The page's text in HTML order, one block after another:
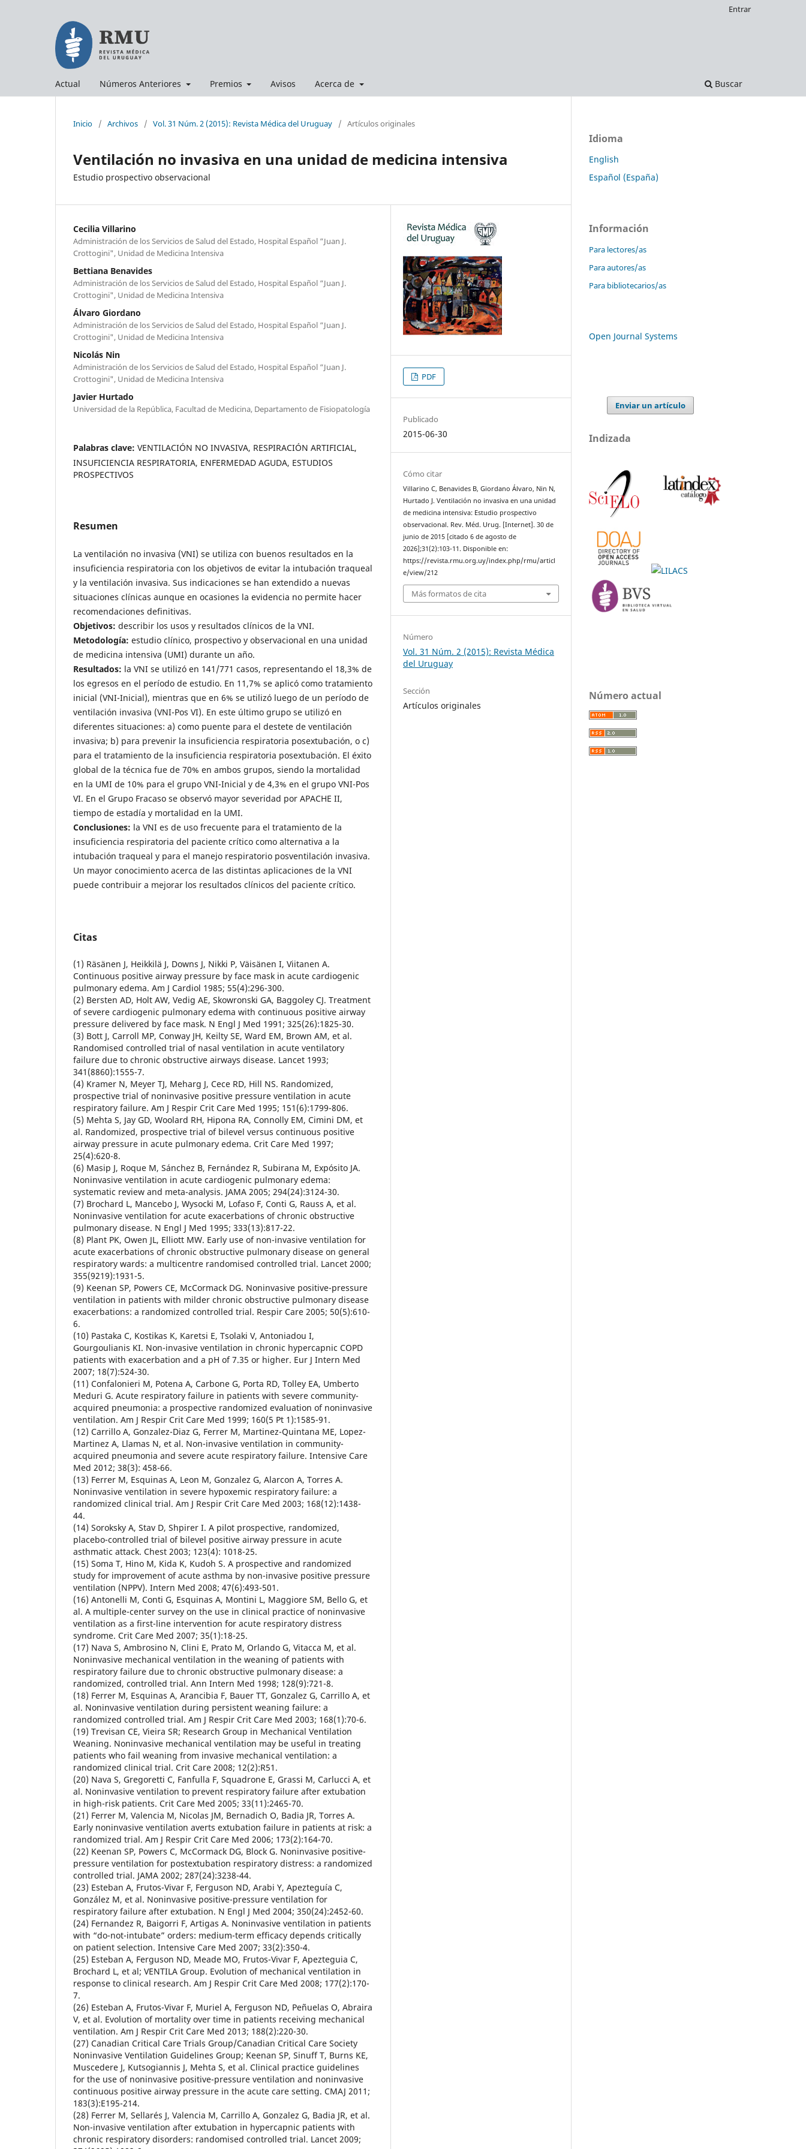
Actual Números Anteriores Premios Avisos Acerca de Buscar
Entrar
Inicio / Archivos / Vol. 31 Núm. 2 (2015): Revista Médica del Uruguay / Artículos originales
Ventilación no invasiva en una unidad de medicina intensiva
Estudio prospectivo observacional
Cecilia Villarino
Administración de los Servicios de Salud del Estado, Hospital Español “Juan J.
Crottogini", Unidad de Medicina Intensiva
Bettiana Benavides
Administración de los Servicios de Salud del Estado, Hospital Español “Juan J.
Crottogini", Unidad de Medicina Intensiva
Álvaro Giordano
Administración de los Servicios de Salud del Estado, Hospital Español “Juan J.
Crottogini", Unidad de Medicina Intensiva
Nicolás Nin
Administración de los Servicios de Salud del Estado, Hospital Español “Juan J.
Crottogini", Unidad de Medicina Intensiva
Javier Hurtado
Universidad de la República, Facultad de Medicina, Departamento de Fisiopatología
Palabras clave: VENTILACIÓN NO INVASIVA, RESPIRACIÓN ARTIFICIAL,
INSUFICIENCIA RESPIRATORIA, ENFERMEDAD AGUDA, ESTUDIOS
PROSPECTIVOS
Resumen
La ventilación no invasiva (VNI) se utiliza con buenos resultados en la
insuficiencia respiratoria con los objetivos de evitar la intubación traqueal
y la ventilación invasiva. Sus indicaciones se han extendido a nuevas
situaciones clínicas aunque en ocasiones la evidencia no permite hacer
recomendaciones definitivas.
Objetivos: describir los usos y resultados clínicos de la VNI.
Metodología: estudio clínico, prospectivo y observacional en una unidad
de medicina intensiva (UMI) durante un año.
Resultados: la VNI se utilizó en 141/771 casos, representando el 18,3% de
los egresos en el período de estudio. En 11,7% se aplicó como tratamiento
inicial (VNI-Inicial), mientras que en 6% se utilizó luego de un período de
ventilación invasiva (VNI-Pos VI). En este último grupo se utilizó en
diferentes situaciones: a) como puente para el destete de ventilación
invasiva; b) para prevenir la insuficiencia respiratoria posextubación, o c)
para el tratamiento de la insuficiencia respiratoria posextubación. El éxito
global de la técnica fue de 70% en ambos grupos, siendo la mortalidad
en la UMI de 10% para el grupo VNI-Inicial y de 4,3% en el grupo VNI-Pos
VI. En el Grupo Fracaso se observó mayor severidad por APACHE II,
tiempo de estadía y mortalidad en la UMI.
Conclusiones: la VNI es de uso frecuente para el tratamiento de la
insuficiencia respiratoria del paciente crítico como alternativa a la
intubación traqueal y para el manejo respiratorio posventilación invasiva.
Un mayor conocimiento acerca de las distintas aplicaciones de la VNI
puede contribuir a mejorar los resultados clínicos del paciente crítico.
Citas
(1) Räsänen J, Heikkilä J, Downs J, Nikki P, Väisänen I, Viitanen A.
Continuous positive airway pressure by face mask in acute cardiogenic
pulmonary edema. Am J Cardiol 1985; 55(4):296-300.
(2) Bersten AD, Holt AW, Vedig AE, Skowronski GA, Baggoley CJ. Treatment
of severe cardiogenic pulmonary edema with continuous positive airway
pressure delivered by face mask. N Engl J Med 1991; 325(26):1825-30.
(3) Bott J, Carroll MP, Conway JH, Keilty SE, Ward EM, Brown AM, et al.
Randomised controlled trial of nasal ventilation in acute ventilatory
failure due to chronic obstructive airways disease. Lancet 1993;
341(8860):1555-7.
(4) Kramer N, Meyer TJ, Meharg J, Cece RD, Hill NS. Randomized,
prospective trial of noninvasive positive pressure ventilation in acute
respiratory failure. Am J Respir Crit Care Med 1995; 151(6):1799-806.
(5) Mehta S, Jay GD, Woolard RH, Hipona RA, Connolly EM, Cimini DM, et
al. Randomized, prospective trial of bilevel versus continuous positive
airway pressure in acute pulmonary edema. Crit Care Med 1997;
25(4):620-8.
(6) Masip J, Roque M, Sánchez B, Fernández R, Subirana M, Expósito JA.
Noninvasive ventilation in acute cardiogenic pulmonary edema:
systematic review and meta-analysis. JAMA 2005; 294(24):3124-30.
(7) Brochard L, Mancebo J, Wysocki M, Lofaso F, Conti G, Rauss A, et al.
Noninvasive ventilation for acute exacerbations of chronic obstructive
pulmonary disease. N Engl J Med 1995; 333(13):817-22.
(8) Plant PK, Owen JL, Elliott MW. Early use of non-invasive ventilation for
acute exacerbations of chronic obstructive pulmonary disease on general
respiratory wards: a multicentre randomised controlled trial. Lancet 2000;
355(9219):1931-5.
(9) Keenan SP, Powers CE, McCormack DG. Noninvasive positive-pressure
ventilation in patients with milder chronic obstructive pulmonary disease
exacerbations: a randomized controlled trial. Respir Care 2005; 50(5):610-
6.
(10) Pastaka C, Kostikas K, Karetsi E, Tsolaki V, Antoniadou I,
Gourgoulianis KI. Non-invasive ventilation in chronic hypercapnic COPD
patients with exacerbation and a pH of 7.35 or higher. Eur J Intern Med
2007; 18(7):524-30.
(11) Confalonieri M, Potena A, Carbone G, Porta RD, Tolley EA, Umberto
Meduri G. Acute respiratory failure in patients with severe community-
acquired pneumonia: a prospective randomized evaluation of noninvasive
ventilation. Am J Respir Crit Care Med 1999; 160(5 Pt 1):1585-91.
(12) Carrillo A, Gonzalez-Diaz G, Ferrer M, Martinez-Quintana ME, Lopez-
Martinez A, Llamas N, et al. Non-invasive ventilation in community-
acquired pneumonia and severe acute respiratory failure. Intensive Care
Med 2012; 38(3): 458-66.
(13) Ferrer M, Esquinas A, Leon M, Gonzalez G, Alarcon A, Torres A.
Noninvasive ventilation in severe hypoxemic respiratory failure: a
randomized clinical trial. Am J Respir Crit Care Med 2003; 168(12):1438-
44.
(14) Soroksky A, Stav D, Shpirer I. A pilot prospective, randomized,
placebo-controlled trial of bilevel positive airway pressure in acute
asthmatic attack. Chest 2003; 123(4): 1018-25.
(15) Soma T, Hino M, Kida K, Kudoh S. A prospective and randomized
study for improvement of acute asthma by non-invasive positive pressure
ventilation (NPPV). Intern Med 2008; 47(6):493-501.
(16) Antonelli M, Conti G, Esquinas A, Montini L, Maggiore SM, Bello G, et
al. A multiple-center survey on the use in clinical practice of noninvasive
ventilation as a first-line intervention for acute respiratory distress
syndrome. Crit Care Med 2007; 35(1):18-25.
(17) Nava S, Ambrosino N, Clini E, Prato M, Orlando G, Vitacca M, et al.
Noninvasive mechanical ventilation in the weaning of patients with
respiratory failure due to chronic obstructive pulmonary disease: a
randomized, controlled trial. Ann Intern Med 1998; 128(9):721-8.
(18) Ferrer M, Esquinas A, Arancibia F, Bauer TT, Gonzalez G, Carrillo A, et
al. Noninvasive ventilation during persistent weaning failure: a
randomized controlled trial. Am J Respir Crit Care Med 2003; 168(1):70-6.
(19) Trevisan CE, Vieira SR; Research Group in Mechanical Ventilation
Weaning. Noninvasive mechanical ventilation may be useful in treating
patients who fail weaning from invasive mechanical ventilation: a
randomized clinical trial. Crit Care 2008; 12(2):R51.
(20) Nava S, Gregoretti C, Fanfulla F, Squadrone E, Grassi M, Carlucci A, et
al. Noninvasive ventilation to prevent respiratory failure after extubation
in high-risk patients. Crit Care Med 2005; 33(11):2465-70.
(21) Ferrer M, Valencia M, Nicolas JM, Bernadich O, Badia JR, Torres A.
Early noninvasive ventilation averts extubation failure in patients at risk: a
randomized trial. Am J Respir Crit Care Med 2006; 173(2):164-70.
(22) Keenan SP, Powers C, McCormack DG, Block G. Noninvasive positive-
pressure ventilation for postextubation respiratory distress: a randomized
controlled trial. JAMA 2002; 287(24):3238-44.
(23) Esteban A, Frutos-Vivar F, Ferguson ND, Arabi Y, Apezteguía C,
González M, et al. Noninvasive positive-pressure ventilation for
respiratory failure after extubation. N Engl J Med 2004; 350(24):2452-60.
(24) Fernandez R, Baigorri F, Artigas A. Noninvasive ventilation in patients
with “do-not-intubate” orders: medium-term efficacy depends critically
on patient selection. Intensive Care Med 2007; 33(2):350-4.
(25) Esteban A, Ferguson ND, Meade MO, Frutos-Vivar F, Apezteguia C,
Brochard L, et al; VENTILA Group. Evolution of mechanical ventilation in
response to clinical research. Am J Respir Crit Care Med 2008; 177(2):170-
7.
(26) Esteban A, Frutos-Vivar F, Muriel A, Ferguson ND, Peñuelas O, Abraira
V, et al. Evolution of mortality over time in patients receiving mechanical
ventilation. Am J Respir Crit Care Med 2013; 188(2):220-30.
(27) Canadian Critical Care Trials Group/Canadian Critical Care Society
Noninvasive Ventilation Guidelines Group; Keenan SP, Sinuff T, Burns KE,
Muscedere J, Kutsogiannis J, Mehta S, et al. Clinical practice guidelines
for the use of noninvasive positive-pressure ventilation and noninvasive
continuous positive airway pressure in the acute care setting. CMAJ 2011;
183(3):E195-214.
(28) Ferrer M, Sellarés J, Valencia M, Carrillo A, Gonzalez G, Badia JR, et al.
Non-invasive ventilation after extubation in hypercapnic patients with
chronic respiratory disorders: randomised controlled trial. Lancet 2009;
PDF
Publicado
2015-06-30
Cómo citar
Villarino C, Benavides B, Giordano Álvaro, Nin N,
Hurtado J. Ventilación no invasiva en una unidad
de medicina intensiva: Estudio prospectivo
observacional. Rev. Méd. Urug. [Internet]. 30 de
junio de 2015 [citado 6 de agosto de
2026];31(2):103-11. Disponible en:
https://revista.rmu.org.uy/index.php/rmu/articl
e/view/212
Más formatos de cita
Número
Vol. 31 Núm. 2 (2015): Revista Médica
del Uruguay
Sección
Artículos originales
Idioma
English
Español (España)
Información
Para lectores/as
Para autores/as
Para bibliotecarios/as
Open Journal Systems
Enviar un artículo
Indizada
Número actual